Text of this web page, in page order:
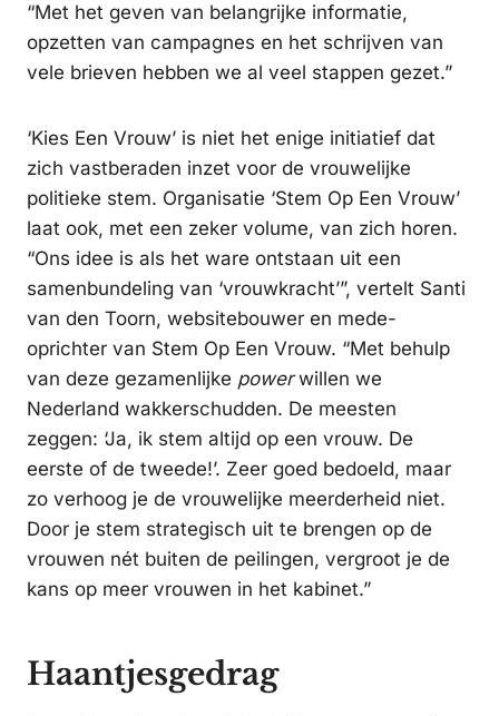
“Met het geven van belangrijke informatie,
opzetten van campagnes en het schrijven van
vele brieven hebben we al veel stappen gezet.”
‘Kies Een Vrouw’ is niet het enige initiatief dat
zich vastberaden inzet voor de vrouwelijke
politieke stem. Organisatie ‘Stem Op Een Vrouw’
laat ook, met een zeker volume, van zich horen.
“Ons idee is als het ware ontstaan uit een
samenbundeling van ‘vrouwkracht’”, vertelt Santi
van den Toorn, websitebouwer en mede-
oprichter van Stem Op Een Vrouw. “Met behulp
van deze gezamenlijke powerwillen we
Nederland wakkerschudden. De meesten
zeggen: ‘Ja, ik stem altijd op een vrouw. De
eerste of de tweede!’. Zeer goed bedoeld, maar
zo verhoog je de vrouwelijke meerderheid niet.
Door je stem strategisch uit te brengen op de
vrouwen nét buiten de peilingen, vergroot je de
kans op meer vrouwen in het kabinet.”
Haantjesgedrag